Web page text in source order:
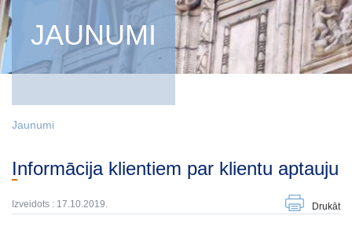
JAUNUMI
Jaunumi
Informācija klientiem par klientu aptauju
Izveidots : 17.10.2019. Drukāt